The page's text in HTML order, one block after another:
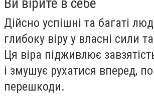
Ви вірите в себе
Дійсно успішні та багаті
глибоку віру у власні сили
Ця віра підживлює
і змушує рухатися вперед,
перешкоди.